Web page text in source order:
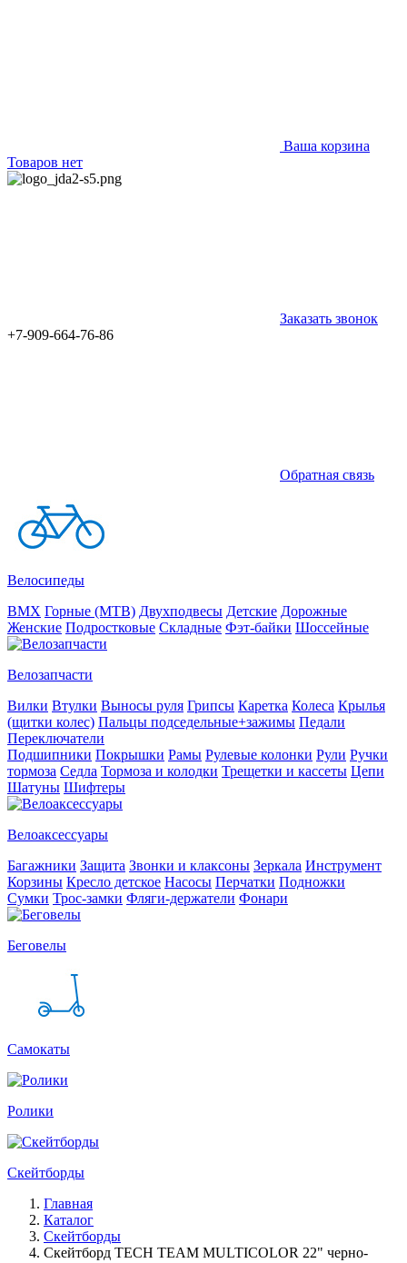
Ваша корзина
Товаров нет
Заказать звонок
+7-909-664-76-86
Обратная связь
Велосипеды
BMX Горные (MTB) Двухподвесы Детские Дорожные
Женские Подростковые Складные Фэт-байки Шоссейные
Велозапчасти
Вилки Втулки Выносы руля Грипсы Каретка Колеса Крылья
(щитки колес) Пальцы подседельные+зажимы Педали
Переключатели
Подшипники Покрышки Рамы Рулевые колонки Рули Ручки
тормоза Седла Тормоза и колодки Трещетки и кассеты Цепи
Шатуны Шифтеры
Велоаксессуары
Багажники Защита Звонки и клаксоны Зеркала Инструмент
Корзины Кресло детское Насосы Перчатки Подножки
Сумки Трос-замки Фляги-держатели Фонари
Беговелы
Самокаты
Ролики
Скейтборды
Главная
Каталог
Скейтборды
Скейтборд TECH TEAM MULTICOLOR 22" черно-